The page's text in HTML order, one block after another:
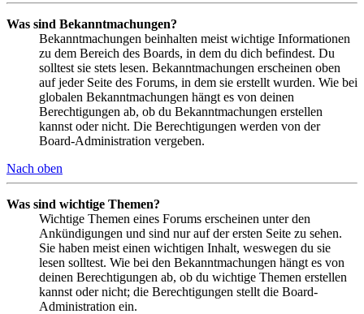
Was sind Bekanntmachungen?
Bekanntmachungen beinhalten meist wichtige Informationen
zu dem Bereich des Boards, in dem du dich befindest. Du
solltest sie stets lesen. Bekanntmachungen erscheinen oben
auf jeder Seite des Forums, in dem sie erstellt wurden. Wie bei
globalen Bekanntmachungen hängt es von deinen
Berechtigungen ab, ob du Bekanntmachungen erstellen
kannst oder nicht. Die Berechtigungen werden von der
Board-Administration vergeben.
Nach oben
Was sind wichtige Themen?
Wichtige Themen eines Forums erscheinen unter den
Ankündigungen und sind nur auf der ersten Seite zu sehen.
Sie haben meist einen wichtigen Inhalt, weswegen du sie
lesen solltest. Wie bei den Bekanntmachungen hängt es von
deinen Berechtigungen ab, ob du wichtige Themen erstellen
kannst oder nicht; die Berechtigungen stellt die Board-
Administration ein.